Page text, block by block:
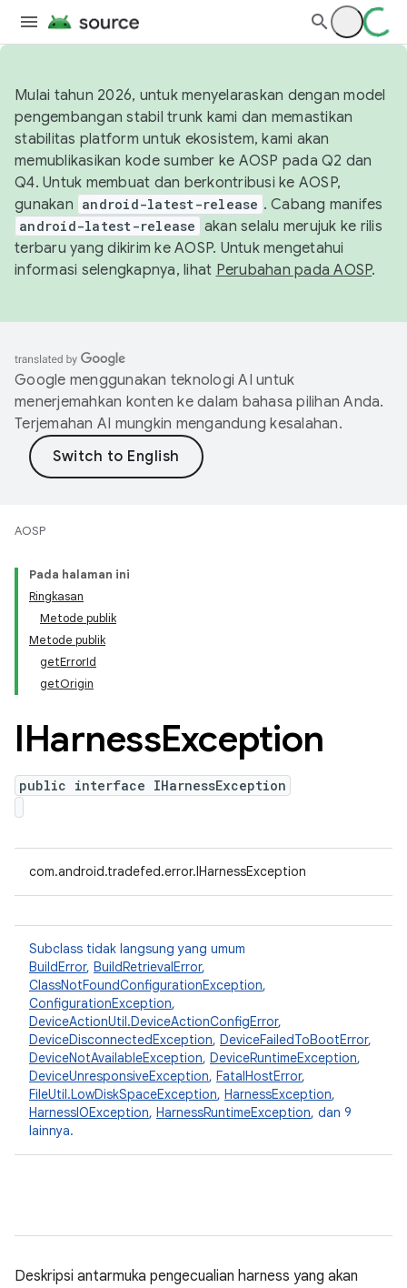
Mulai tahun 2026, untuk menyelaraskan dengan model
pengembangan stabil trunk kami dan memastikan
stabilitas platform untuk ekosistem, kami akan
memublikasikan kode sumber ke AOSP pada Q2 dan
Q4. Untuk membuat dan berkontribusi ke AOSP,
gunakan android-latest-release . Cabang manifes
android-latest-release akan selalu merujuk ke rilis
terbaru yang dikirim ke AOSP. Untuk mengetahui
informasi selengkapnya, lihat Perubahan pada AOSP.
Google menggunakan teknologi AI untuk
menerjemahkan konten ke dalam bahasa pilihan Anda.
Terjemahan AI mungkin mengandung kesalahan.
AOSP
Pada halaman ini
Ringkasan
Metode publik
Metode publik
getErrorId
getOrigin
IHarnessException
public interface IHarnessException
com.android.tradefed.error.IHarnessException
Subclass tidak langsung yang umum
BuildError, BuildRetrievalError,
ClassNotFoundConfigurationException,
ConfigurationException,
DeviceActionUtil.DeviceActionConfigError,
DeviceDisconnectedException, DeviceFailedToBootError,
DeviceNotAvailableException, DeviceRuntimeException,
DeviceUnresponsiveException, FatalHostError,
FileUtil.LowDiskSpaceException, HarnessException,
HarnessIOException, HarnessRuntimeException, dan 9
lainnya.
Deskripsi antarmuka pengecualian harness yang akan